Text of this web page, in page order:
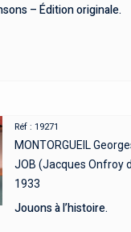
– Édition originale.
Réf : 19271
MONTORGUEIL
JOB (Jacques Onfroy
1933
Jouons à l’histoire.